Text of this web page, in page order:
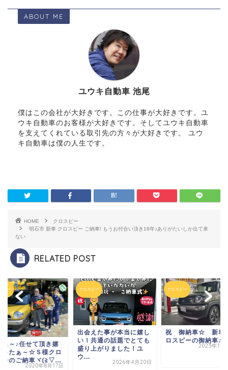
ABOUT ME
ユウキ自動車 池尾
僕はこの会社が大好きです。この仕事が大好きです。ユ
ウキ自動車のお客様が大好きです。そしてユウキ自動車
を支えてくれている取引先の方々が大好きです。 ユウ
キ自動車は僕の人生です。
HOME
クロスビー
明石市 新車 クロスビー ご納車! もうお付合い頂き18年♪ありがたいしか出て来
ない
RELATED POST
ビー
ぁ～♪任せて頂き嬉
ったぁ～☆Ｓ様クロ
ーのご納車ヾ(≧▽...
2020年8月17日
クロスビー
出会えた事が本当に嬉し
い！共通の話題でとても
盛り上がりました！ユ
ウ...
2026年4月20日
クロスビー
祝 御納車☆ 新車
ロスビーの御納車♪
2023年11